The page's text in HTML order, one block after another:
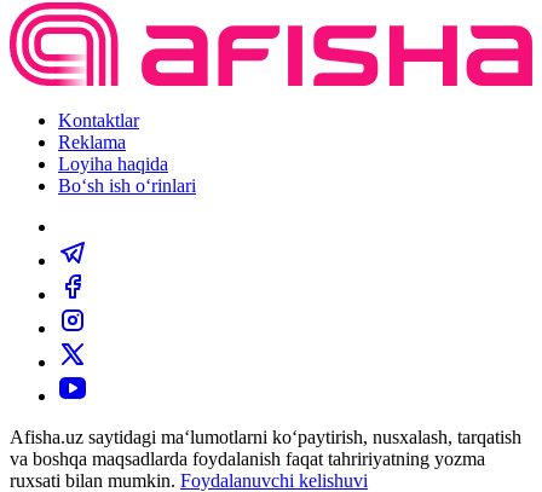
Kontaktlar
Reklama
Loyiha haqida
Bo‘sh ish o‘rinlari
Afisha.uz saytidagi ma‘lumotlarni ko‘paytirish, nusxalash, tarqatish
va boshqa maqsadlarda foydalanish faqat tahririyatning yozma
ruxsati bilan mumkin. Foydalanuvchi kelishuvi